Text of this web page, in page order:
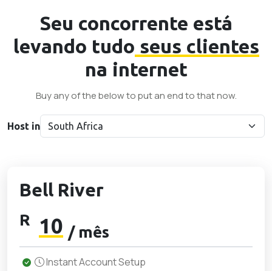
Seu concorrente está
levando tudo seus clientes
na internet
Buy any of the below to put an end to that now.
Host in
Bell River
R 10 / mês
Instant Account Setup